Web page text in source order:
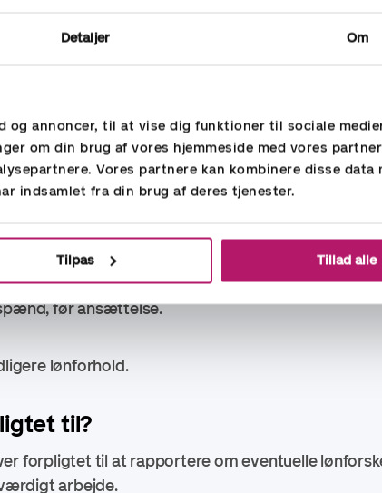
Detaljer Om
og annoncer, til at vise dig funktioner til sociale
om din brug af vores hjemmeside med vores
Vores partnere kan kombinere disse data
indsamlet fra din brug af deres tjenester.
Tilpas Tillad alle
– virksomheden skal bevise, at
før ansættelse.
lønforhold.
til?
forpligtet til at rapportere om eventuelle
arbejde.